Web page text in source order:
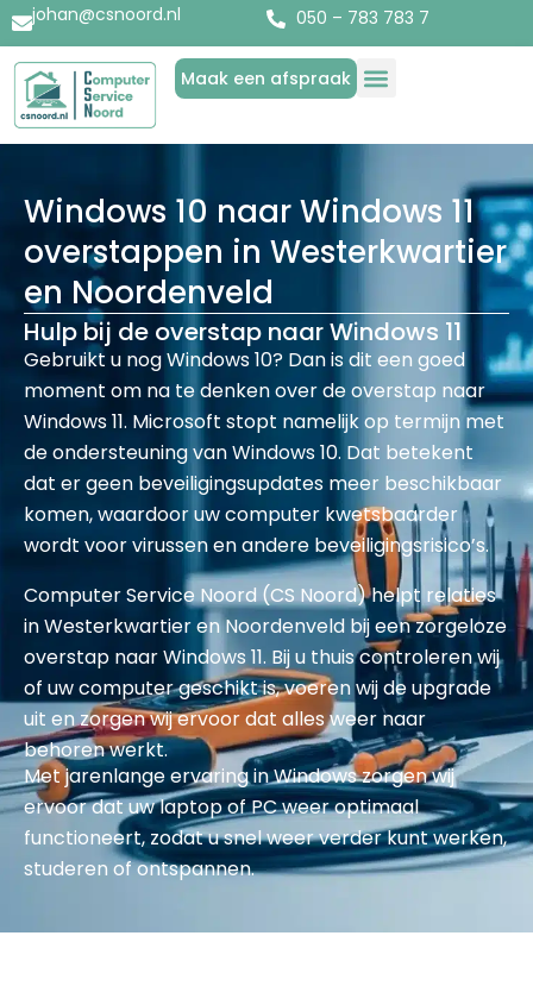
johan@csnoord.nl 050 – 783 783 7
Maak een afspraak
Windows 10 naar Windows 11
overstappen in Westerkwartier
en Noordenveld
Hulp bij de overstap naar Windows 11
Gebruikt u nog Windows 10? Dan is dit een goed
moment om na te denken over de overstap naar
Windows 11. Microsoft stopt namelijk op termijn met
de ondersteuning van Windows 10. Dat betekent
dat er geen beveiligingsupdates meer beschikbaar
komen, waardoor uw computer kwetsbaarder
wordt voor virussen en andere beveiligingsrisico’s.
Computer Service Noord (CS Noord) helpt relaties
in Westerkwartier en Noordenveld bij een zorgeloze
overstap naar Windows 11. Bij u thuis controleren wij
of uw computer geschikt is, voeren wij de upgrade
uit en zorgen wij ervoor dat alles weer naar
behoren werkt.
Met jarenlange ervaring in Windows zorgen wij
ervoor dat uw laptop of PC weer optimaal
functioneert, zodat u snel weer verder kunt werken,
studeren of ontspannen.